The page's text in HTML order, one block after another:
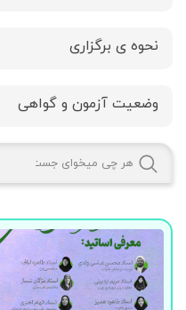
نحوه ی برگزاری
وضعیت آزمون و گواهی